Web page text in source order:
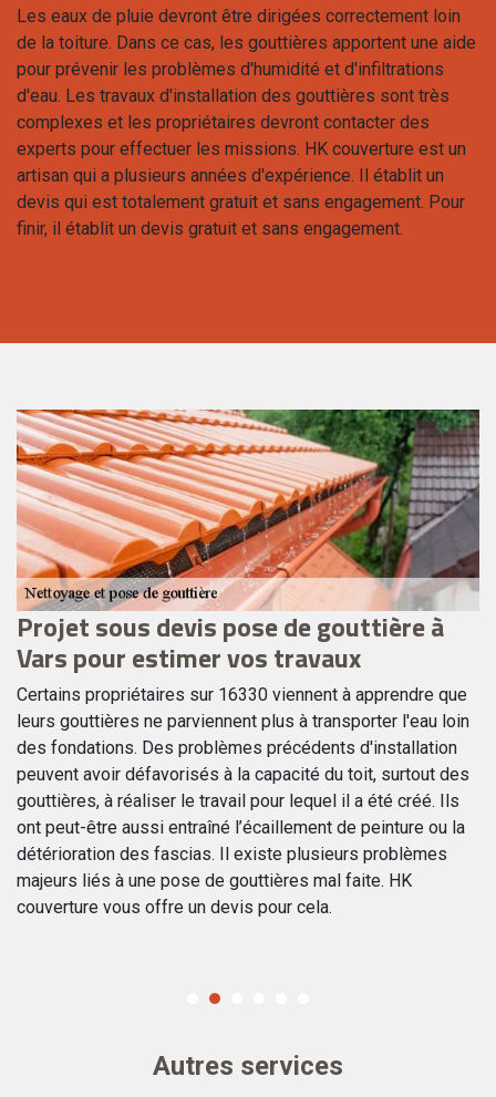
Les eaux de pluie devront être dirigées correctement loin
de la toiture. Dans ce cas, les gouttières apportent une aide
pour prévenir les problèmes d'humidité et d'infiltrations
d'eau. Les travaux d'installation des gouttières sont très
complexes et les propriétaires devront contacter des
experts pour effectuer les missions. HK couverture est un
artisan qui a plusieurs années d'expérience. Il établit un
devis qui est totalement gratuit et sans engagement. Pour
finir, il établit un devis gratuit et sans engagement.
Projet sous devis pose de gouttière à
Vars pour estimer vos travaux
Certains propriétaires sur 16330 viennent à apprendre que
leurs gouttières ne parviennent plus à transporter l'eau loin
des fondations. Des problèmes précédents d'installation
peuvent avoir défavorisés à la capacité du toit, surtout des
gouttières, à réaliser le travail pour lequel il a été créé. Ils
ont peut-être aussi entraîné l’écaillement de peinture ou la
détérioration des fascias. Il existe plusieurs problèmes
majeurs liés à une pose de gouttières mal faite. HK
couverture vous offre un devis pour cela.
Autres services